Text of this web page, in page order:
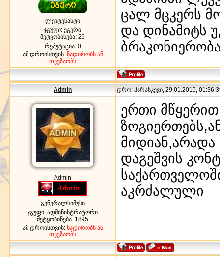
ლეიტენანტი
ჯგუფი: ეგერი
შეტყობინება: 26
რეპუტაცია: 0
ამ დროისთვის: ნადირობს ან
თევზაობს
ცალ მცკერს
და დინამიტს
Admin დრო: პარასკევი, 29.01.2010,
Admin
გენერალსიმუსი
ჯგუფი: ადმინისტრატორი
შეტყობინება: 1895
ამ დროისთვის: ნადირობს ან
თევზაობს
ერთი მწყერით
დაგეშვის
აკრძალული